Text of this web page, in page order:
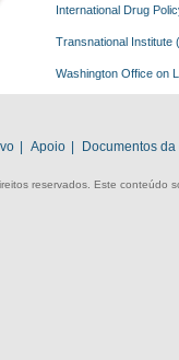
International Drug
Transnational Institute
Washington Office on
Apoio Documentos
reservados. Este conteúdo